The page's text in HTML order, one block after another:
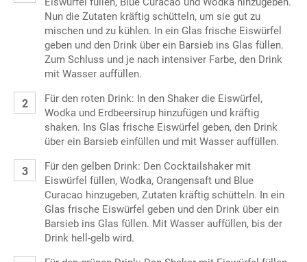
Nun die Zutaten kräftig schütteln, um sie gut zu
mischen und zu kühlen. In ein Glas frische Eiswürfel
geben und den Drink über ein Barsieb ins Glas füllen.
Zum Schluss und je nach intensiver Farbe, den Drink
mit Wasser auffüllen.
Für den roten Drink: In den Shaker die Eiswürfel,
Wodka und Erdbeersirup hinzufügen und kräftig
shaken. Ins Glas frische Eiswürfel geben, den Drink
über ein Barsieb einfüllen und mit Wasser auffüllen.
Für den gelben Drink: Den Cocktailshaker mit
Eiswürfel füllen, Wodka, Orangensaft und Blue
Curacao hinzugeben, Zutaten kräftig schütteln. In ein
Glas frische Eiswürfel geben und den Drink über ein
Barsieb ins Glas füllen. Mit Wasser auffüllen, bis der
Drink hell-gelb wird.